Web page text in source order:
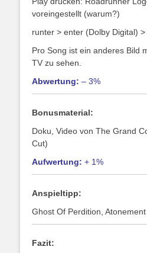
voreingestellt (warum?)
runter > enter (Dolby Digital)
Pro Song ist ein anderes Bild
TV zu sehen.
Abwertung: – 3%
Bonusmaterial:
Doku, Video von The Grand
Cut)
Aufwertung: + 1%
Anspieltipp:
Ghost Of Perdition, Atonement
Fazit: